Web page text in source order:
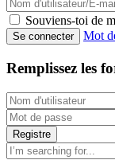
Souviens-toi de
Mot
Remplissez les